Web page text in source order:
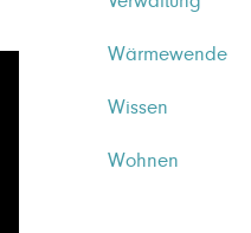
Wärmewende
Wissen
Wohnen